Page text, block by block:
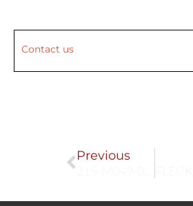
Contact us
Prev
Previous